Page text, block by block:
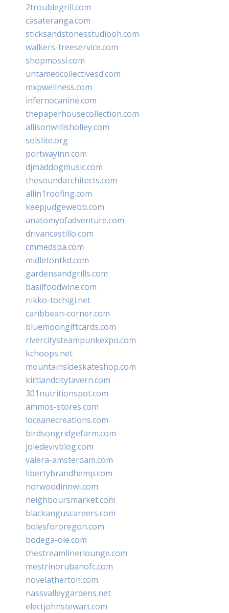
2troublegrill.com
casateranga.com
sticksandstonesstudiooh.com
walkers-treeservice.com
shopmossi.com
untamedcollectivesd.com
mxpwellness.com
infernocanine.com
thepaperhousecollection.com
allisonwillisholley.com
solslite.org
portwayinn.com
djmaddogmusic.com
thesoundarchitects.com
allin1roofing.com
keepjudgewebb.com
anatomyofadventure.com
drivancastillo.com
cmmedspa.com
midletontkd.com
gardensandgrills.com
basilfoodwine.com
nikko-tochigi.net
caribbean-corner.com
bluemoongiftcards.com
rivercitysteampunkexpo.com
kchoops.net
mountainsideskateshop.com
kirtlandcitytavern.com
301nutritionspot.com
ammos-stores.com
loceanecreations.com
birdsongridgefarm.com
joiedevivblog.com
valera-amsterdam.com
libertybrandhemp.com
norwoodinnwi.com
neighboursmarket.com
blackanguscareers.com
bolesfororegon.com
bodega-ole.com
thestreamlinerlounge.com
mestrinorubanofc.com
novelatherton.com
nassvalleygardens.net
electjohnstewart.com